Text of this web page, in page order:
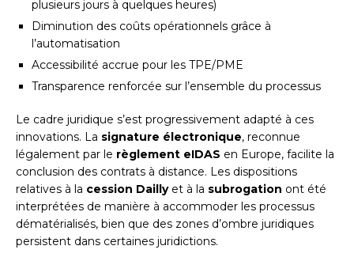
plusieurs jours à quelques heures)
Diminution des coûts opérationnels grâce à
l’automatisation
Accessibilité accrue pour les TPE/PME
Transparence renforcée sur l’ensemble du processus
Le cadre juridique s’est progressivement adapté à ces
innovations. La signature électronique, reconnue
légalement par le règlement eIDAS en Europe, facilite la
conclusion des contrats à distance. Les dispositions
relatives à la cession Daillyet à la subrogation ont été
interprétées de manière à accommoder les processus
dématérialisés, bien que des zones d’ombre juridiques
persistent dans certaines juridictions.